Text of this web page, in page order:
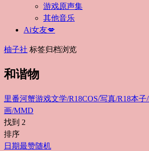
游戏原声集
其他音乐
Ai女友💋
柚子社 标签归档浏览
和谐物
里番河蟹游戏文学/R18COS/写真/R18本子
画/MMD
找到 2
排序
日期最赞随机